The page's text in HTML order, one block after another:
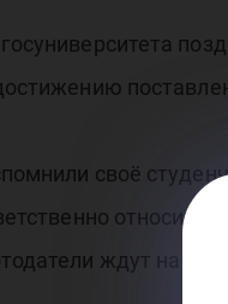
своё
ждут на